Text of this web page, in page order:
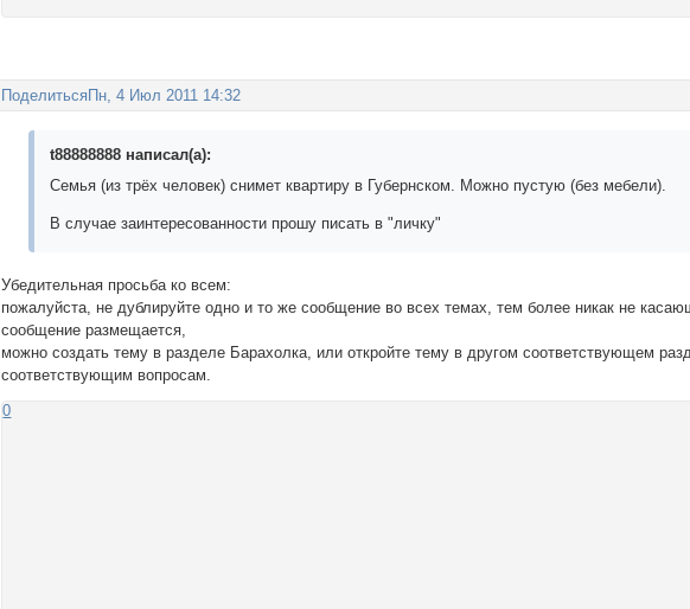
Поделиться Пн, 4 Июл 2011 14:32
t88888888 написал(а):
Семья (из трёх человек) снимет квартиру в Губернском. Можно пустую (без мебели).
В случае заинтересованности прошу писать в "личку"
Убедительная просьба ко всем:
пожалуйста, не дублируйте одно и то же сообщение во всех темах, тем более никак не
сообщение размещается,
можно создать тему в разделе Барахолка, или откройте тему в другом соответствующем
соответствующим вопросам.
0